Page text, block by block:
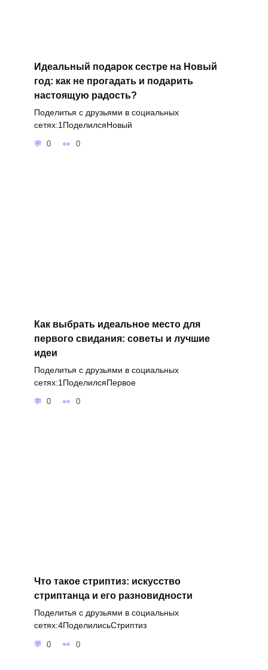
Идеальный подарок сестре на Новый
год: как не прогадать и подарить
настоящую радость?
Поделитья с друзьями в социальных
сетях:1ПоделилсяНовый
0 0
Как выбрать идеальное место для
первого свидания: советы и лучшие
идеи
Поделитья с друзьями в социальных
сетях:1ПоделилсяПервое
0 0
Что такое стриптиз: искусство
стриптанца и его разновидности
Поделитья с друзьями в социальных
сетях:4ПоделилисьСтриптиз
0 0